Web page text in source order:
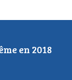
en 2018